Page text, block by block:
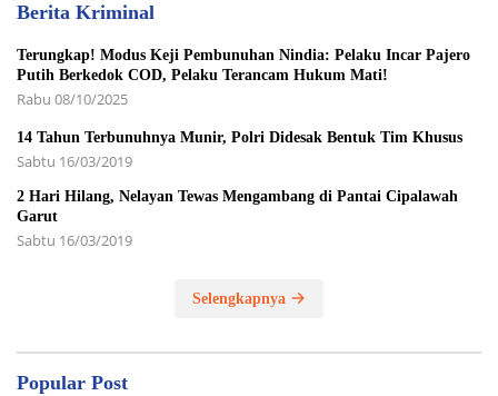
Berita Kriminal
Terungkap! Modus Keji Pembunuhan Nindia: Pelaku Incar Pajero
Putih Berkedok COD, Pelaku Terancam Hukum Mati!
Rabu 08/10/2025
14 Tahun Terbunuhnya Munir, Polri Didesak Bentuk Tim Khusus
Sabtu 16/03/2019
2 Hari Hilang, Nelayan Tewas Mengambang di Pantai Cipalawah
Garut
Sabtu 16/03/2019
Selengkapnya
Popular Post